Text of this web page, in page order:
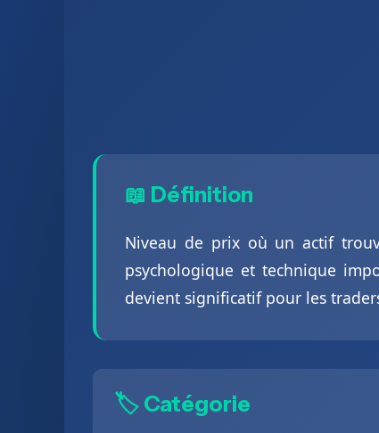
📖 Définition
Niveau de prix où un actif
psychologique et technique
devient significatif pour les
🏷️ Catégorie